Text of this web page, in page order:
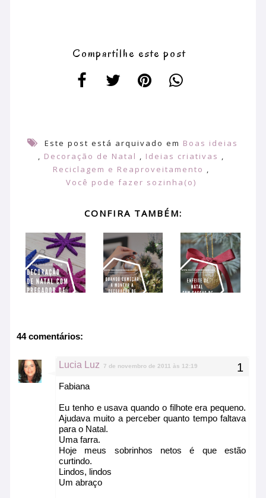
Compartilhe este post
Este post está arquivado em Boas ideias
, Decoração de Natal , Ideias criativas ,
Reciclagem e Reaproveitamento ,
Você pode fazer sozinha(o)
CONFIRA TAMBÉM:
44 comentários:
Lucia Luz 7 de novembro de 2011 às 12:19
Fabiana
Eu tenho e usava quando o filhote era pequeno.
Ajudava muito a perceber quanto tempo faltava
para o Natal.
Uma farra.
Hoje meus sobrinhos netos é que estão
curtindo.
Lindos, lindos
Um abraço